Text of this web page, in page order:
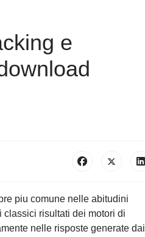
e
piu comune nelle abitudini
risultati dei motori di
nelle risposte generate dai